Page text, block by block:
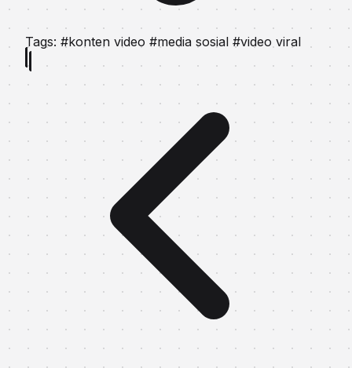
Tags: #konten video #media sosial #video viral